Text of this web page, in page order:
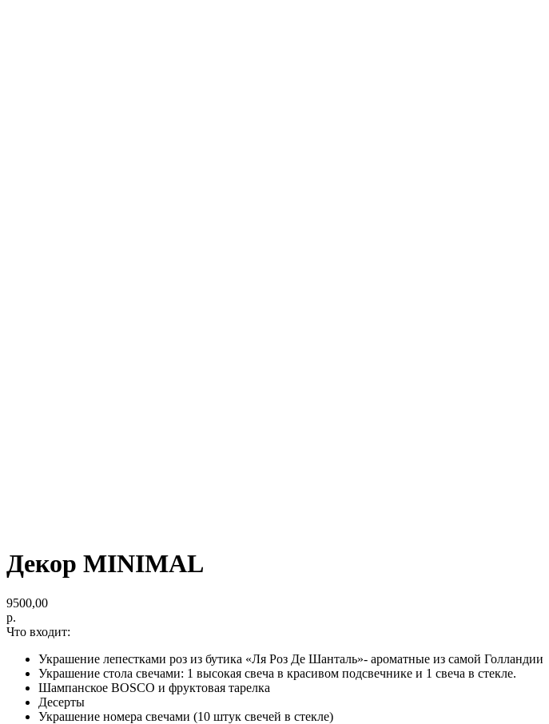
Декор MINIMAL
9500,00
р.
Что входит:
Украшение лепестками роз из бутика «Ля Роз Де Шанталь»- ароматные из самой Голландии
Украшение стола свечами: 1 высокая свеча в красивом подсвечнике и 1 свеча в стекле.
Шампанское BOSCO и фруктовая тарелка
Десерты
Украшение номера свечами (10 штук свечей в стекле)